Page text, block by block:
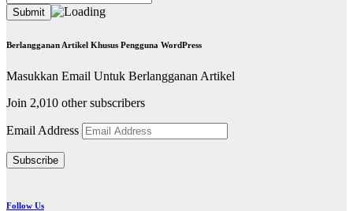
Berlangganan Artikel Khusus Pengguna WordPress
Masukkan Email Untuk Berlangganan Artikel
Join 2,010 other subscribers
Email Address
Subscribe
Follow Us